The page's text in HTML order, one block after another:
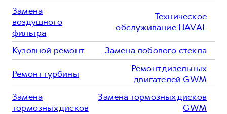
Замена
воздушного
фильтра
Техническое
обслуживание HAVAL
Кузовной ремонт Замена лобового стекла
Ремонт турбины
Ремонт дизельных
двигателей GWM
Замена
тормозных дисков
Замена тормозных дисков
GWM